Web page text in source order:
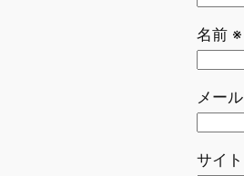
名前 ※
メール
サイト